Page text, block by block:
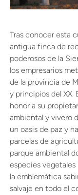
Tras conocer esta
antigua finca de
poderosos de la
los empresarios
de la provincia de
y principios del XX.
honor a su
ambiental y vivero
un oasis de paz y
parcelas de
parque ambiental
especies vegetales
la emblemática
salvaje en todo el